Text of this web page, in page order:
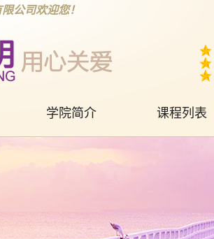
公司欢迎您！
学院简介 课程列表